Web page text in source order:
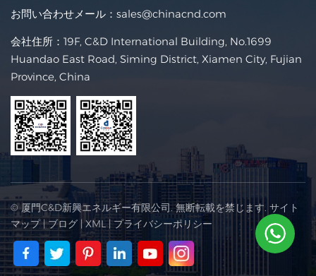
お問い合わせメール： sales@chinacnd.com
会社住所：19F, C&D International Building, No.1699
Huandao East Road, Siming District, Xiamen City, Fujian
Province, China
© 厦門C&D新興エネルギー有限公司. 無断転載を禁じます. サイト
マップ|ブログ |XML|プライバシーポリシー